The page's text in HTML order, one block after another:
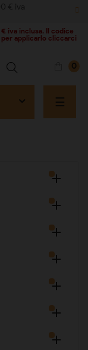
iva inclusa. Il codice
applicarlo cliccarci
0
☰






